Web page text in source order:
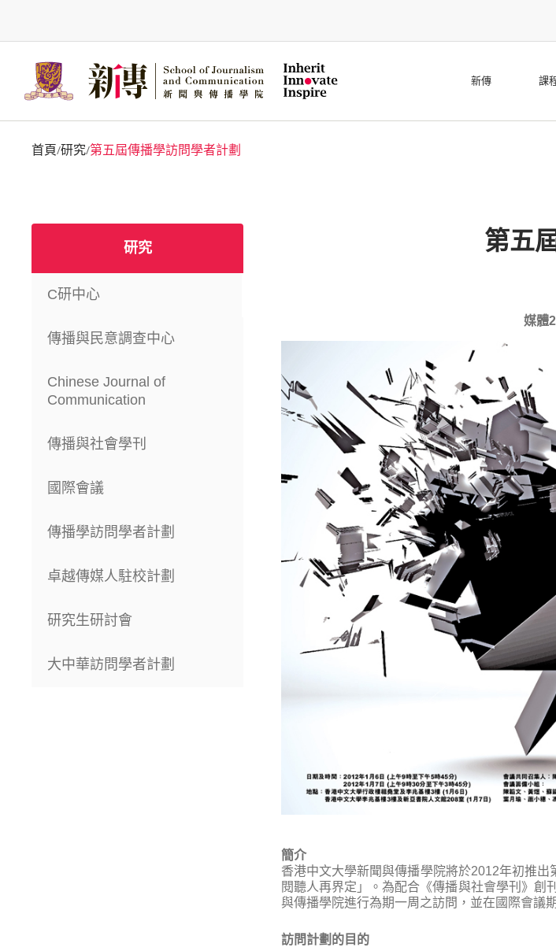
content
新傳 課
首頁/研究/第五屆傳播學訪問學者計劃
研究
C研中心
傳播與民意調查中心
Chinese Journal of
Communication
傳播與社會學刊
國際會議
傳播學訪問學者計劃
卓越傳媒人駐校計劃
研究生研討會
大中華訪問學者計劃
第五
媒體
簡介
香港中文大學新聞與傳播學院將於2012年初推
閱聽人再界定」。為配合《傳播與社會學刊》創
與傳播學院進行為期一周之訪問，並在國際會議
訪問計劃的目的